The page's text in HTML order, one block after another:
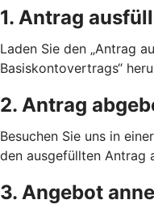
1. Antrag
Laden Sie den „Antrag
Basiskontovertrags“
2. Antrag
Besuchen Sie uns in
den ausgefüllten Antrag
3. Angebot